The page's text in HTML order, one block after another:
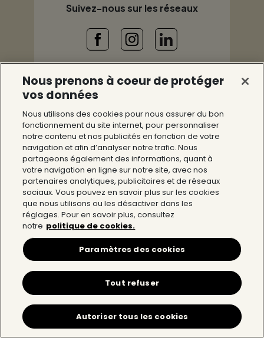
Suivez-nous sur les réseaux
La Cité du Chocolat Valrhona
12 Avenue du Président Roosevelt 26600
Tain l’Hermitage
Tél : 04 75 09 27 27
La Cité du Chocolat
L’univers Valrhona
Nous prenons à coeur de protéger
vos données
Nous utilisons des cookies pour nous assurer du bon
fonctionnement du site internet, pour personnaliser
notre contenu et nos publicités en fonction de votre
navigation et afin d’analyser notre trafic. Nous
partageons également des informations, quant à
votre navigation en ligne sur notre site, avec nos
partenaires analytiques, publicitaires et de réseaux
sociaux. Vous pouvez en savoir plus sur les cookies
que nous utilisons ou les désactiver dans les
réglages. Pour en savoir plus, consultez
notre politique de cookies.
Paramètres des cookies
Tout refuser
Autoriser tous les cookies